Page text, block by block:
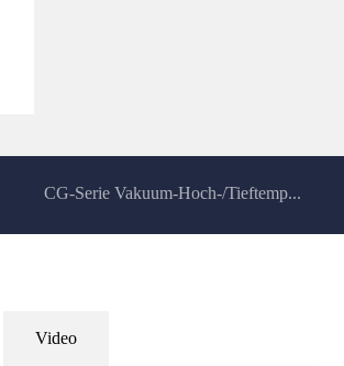
CG-Serie Vakuum-Hoch-/Tieftemp...
Video